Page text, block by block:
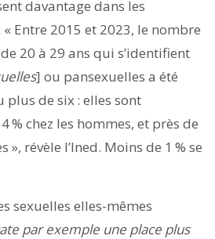
davantage dans les
Entre 2015 et 2023, le nombre
20 à 29 ans qui s’identifient
] ou pansexuelles a été
de six : elles sont
% chez les hommes, et près de
», révèle l’Ined. Moins de 1 % se
sexuelles elles-mêmes
par exemple une place plus